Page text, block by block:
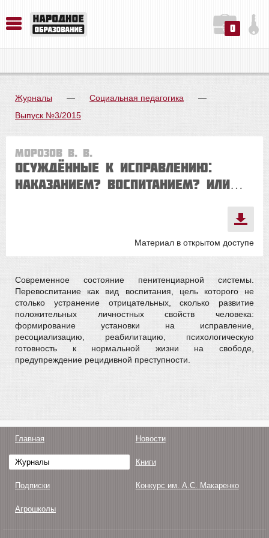
0
Журналы — Социальная педагогика
—
Выпуск №3/2015
Морозов В. В.
Осуждённые к исправлению:
наказанием? Воспитанием? Или…
Материал в открытом доступе
Современное состояние пенитенциарной системы.
Перевоспитание как вид воспитания, цель которого не
столько устранение отрицательных, сколько развитие
положительных личностных свойств человека:
формирование установки на исправление,
ресоциализацию, реабилитацию, психологическую
готовность к нормальной жизни на свободе,
предупреждение рецидивной преступности.
Главная Новости
Журналы Книги
Подписки Конкурс им. А.С. Макаренко
Агрошколы